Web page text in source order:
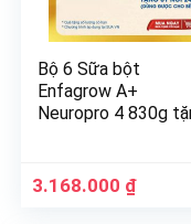
Bộ 6 Sữa bột
Enfagrow A+
Neuropro 4 830g
3.168.000 ₫